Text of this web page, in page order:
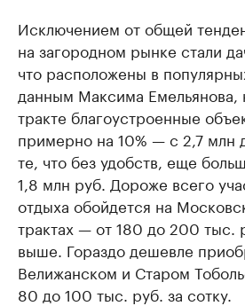
Исключением от общей
на загородном рынке стали
что расположены в
данным Максима Емельянова,
тракте благоустроенные
примерно на 10% — с 2,7 млн
те, что без удобств, еще
1,8 млн руб. Дороже всего
отдыха обойдется на
трактах — от 180 до 200 тыс.
выше. Гораздо дешевле
Велижанском и Старом
80 до 100 тыс. руб. за сотку.